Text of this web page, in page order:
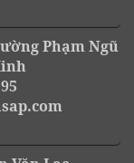
Phạm Ngũ